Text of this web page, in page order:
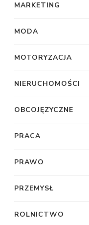
MARKETING
MODA
MOTORYZACJA
NIERUCHOMOŚCI
OBCOJĘZYCZNE
PRACA
PRAWO
PRZEMYSŁ
ROLNICTWO